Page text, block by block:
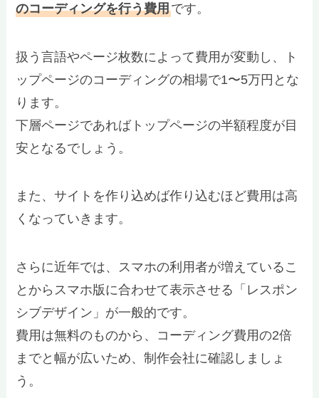
のコーディングを行う費用です。
扱う言語やページ枚数によって費用が変動し、ト
ップページのコーディングの相場で1〜5万円とな
ります。
下層ページであればトップページの半額程度が目
安となるでしょう。
また、サイトを作り込めば作り込むほど費用は高
くなっていきます。
さらに近年では、スマホの利用者が増えているこ
とからスマホ版に合わせて表示させる「レスポン
シブデザイン」が一般的です。
費用は無料のものから、コーディング費用の2倍
までと幅が広いため、制作会社に確認しましょ
う。